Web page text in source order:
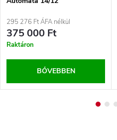
295 276 Ft ÁFA nélkül
375 000 Ft
Raktáron
BŐVEBBEN